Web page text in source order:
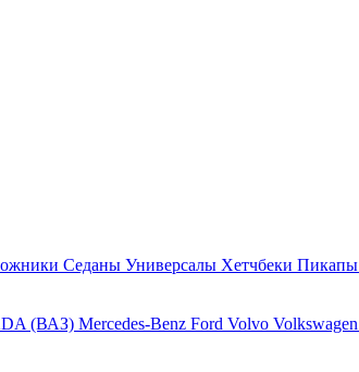
Седаны Универсалы Хетчбеки Пикапы
(ВАЗ) Mercedes-Benz Ford Volvo Volkswagen